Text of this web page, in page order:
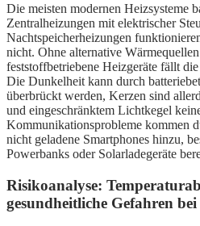
Die meisten modernen Heizsysteme
Zentralheizungen mit elektrischer
Nachtspeicherheizungen
nicht. Ohne alternative
feststoffbetriebene Heizgeräte fällt
Die Dunkelheit kann durch
überbrückt werden, Kerzen sind
und eingeschränktem Lichtkegel
Kommunikationsprobleme kommen
nicht geladene Smartphones hinzu,
Powerbanks oder Solarladegeräte
Risikoanalyse:
gesundheitliche Gefahren